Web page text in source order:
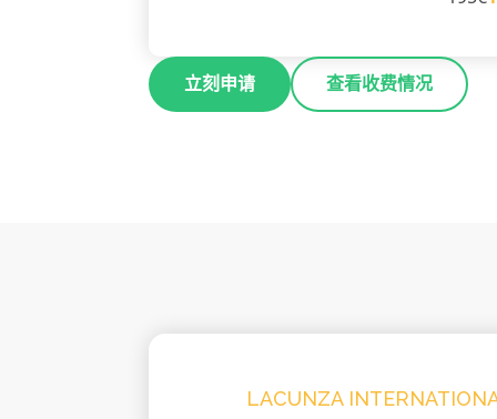
立刻申请 查看收费情况
LACUNZA